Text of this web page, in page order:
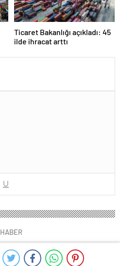
Ticaret Bakanlığı açıkladı: 45
ilde ihracat arttı
HABER